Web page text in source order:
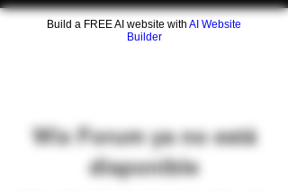
Build a FREE AI website with AI Website
Builder
Wix Forum ya no está
disponible